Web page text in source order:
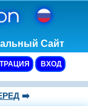
Сайт
ВХОД
➡️